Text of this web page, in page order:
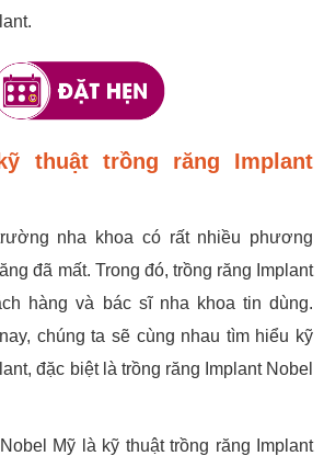
thuật trồng răng Implant
nha khoa có rất nhiều phương
đã mất. Trong đó, trồng răng Implant
hàng và bác sĩ nha khoa tin dùng.
chúng ta sẽ cùng nhau tìm hiểu kỹ
đặc biệt là trồng răng Implant Nobel
Mỹ là kỹ thuật trồng răng Implant